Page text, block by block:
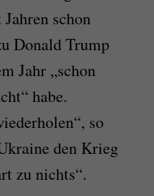
schon
Donald Trump
Jahr „schon
habe.
so
den Krieg
zu nichts“.